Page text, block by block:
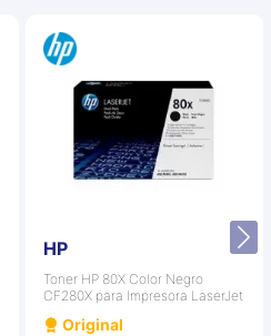
HP
Toner HP 80X Color Negro
CF280X para Impresora LaserJet
Original